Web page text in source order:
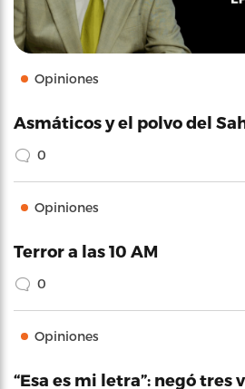
Opiniones
Asmáticos y el polvo del
0
Opiniones
Terror a las 10 AM
0
Opiniones
“Esa es mi letra”: negó tres